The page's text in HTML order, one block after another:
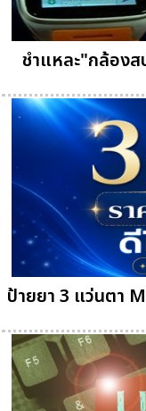
ชำแหละ"กล้อง
ป้ายยา 3 แว่นตา